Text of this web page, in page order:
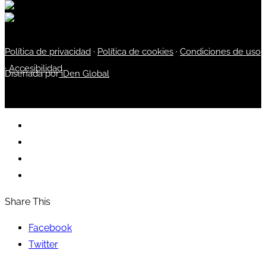
Política de privacidad · Política de cookies · Condiciones de uso
·Accesibilidad
Diseñada poriDen Global
Share This
Facebook
Twitter